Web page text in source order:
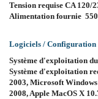
Tension requise CA 120/
Alimentation fournie
Logiciels / Configuration
Système d'exploitation
Système d'exploitation
2003, Microsoft
2008, Apple MacOS X